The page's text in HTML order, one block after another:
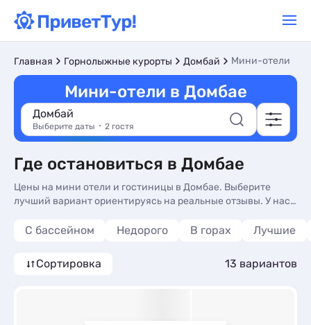
Главная Горнолыжные курорты Домбай Мини-отели
Мини-отели в Домбае
Домбай
Выберите даты 2 гостя
Где остановиться в Домбае
Цены на мини отели и гостиницы в Домбае. Выберите
лучший вариант ориентируясь на реальные отзывы. У нас
С бассейном Недорого В горах Лучшие
Сортировка 13 вариантов